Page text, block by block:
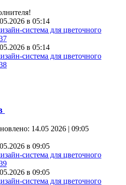
в 05:14
в 05:14
14.05 2026 | 09:05
в 09:05
в 09:05